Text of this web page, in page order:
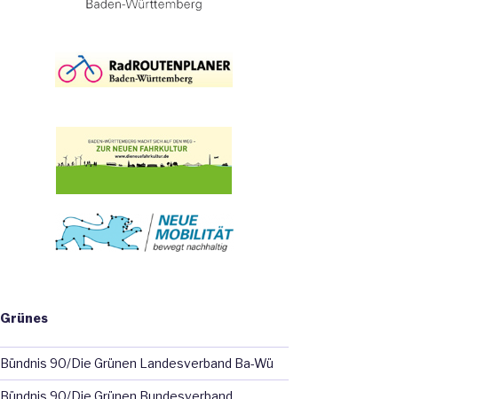
Grünes
Bündnis 90/Die Grünen Landesverband Ba-Wü